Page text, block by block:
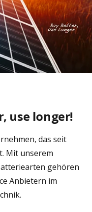
use longer!
das seit
Mit unserem
gehören
Anbietern im